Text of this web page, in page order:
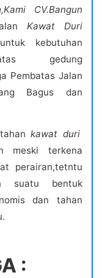
,Kami CV.Bangun
Kawat Duri
kebutuhan
gedung
Pembatas Jalan
Bagus dan
kawat duri
meski terkena
perairan,tetntu
suatu bentuk
dan tahan
: